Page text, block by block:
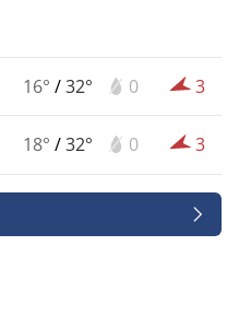
16° /32° 0 3
18° /32° 0 3